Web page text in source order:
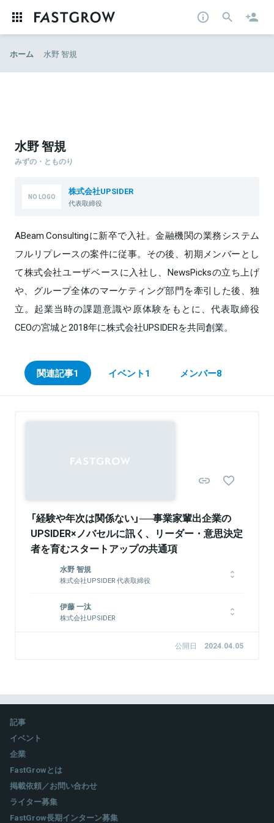
ホーム 水野 智規
水野 智規
みずの・とものり
株式会社UPSIDER
代表取締役
ABeam Consultingに新卒で入社。金融機関の業務システム
フルリプレースの案件に従事。その後、初期メンバーとし
て株式会社ユーザベースに入社し、NewsPicksの立ち上げ
や、グループ全体のマーケティング部門を牽引した後、独
立。起業当時の課題意識や原体験をもとに、代表取締役
CEOの宮城と2018年に株式会社UPSIDERを共同創業。
関連記事1 イベント1 メンバー8
「経験や年次は関係ない」──事業家輩出企業の
UPSIDER×ノバセルに訊く、リーダー・意思決定
者を育むスタートアップの共通項
水野 智規
株式会社UPSIDER 代表取締役
リプレースの案件に従事。その後、初期メンバーとして株式会社
ユーザベースに入社し、NewsPicksの立ち上げや、グループ全
識や原体験をもとに、代表取締役CEOの宮城と2018年に株式会
伊藤 一汰
株式会社UPSIDER
アップにインターンとして参画。デジタルサイネージ広告配信シ
関連情報をみる
公開日 2024.04.05
記事
イベント
企業
FastGrowとは
掲載依頼／お問い合わせ
ライター募集
FastGrow長期インターン募集